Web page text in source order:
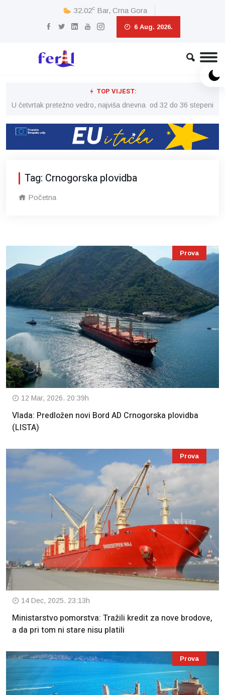
32.02c Bar, Crna Gora
6 Aug. 2026.
TOP VIJEST:
U četvrtak pretežno vedro, najviša dnevna od 32 do 36 stepeni
Tag: Crnogorska plovidba
Početna
Prova
12 Mar, 2026. 20:39h
Vlada: Predložen novi Bord AD Crnogorska plovidba
(LISTA)
Prova
14 Dec, 2025. 23:13h
Ministarstvo pomorstva: Tražili kredit za nove brodove,
a da pri tom ni stare nisu platili
Prova